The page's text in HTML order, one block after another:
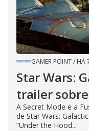
GAMER POINT/ HÁ
Star Wars:
trailer
A Secret Mode e a
de Star Wars:
“Under the Hood...